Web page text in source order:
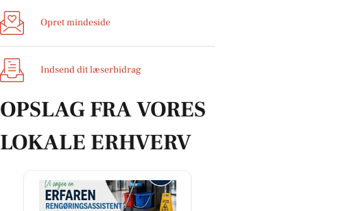
Opret mindeside
Indsend dit læserbidrag
OPSLAG FRA VORES
LOKALE ERHVERV